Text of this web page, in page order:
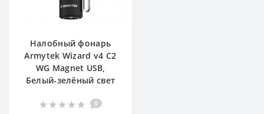
Налобный фонарь
Armytek Wizard v4 C2
WG Magnet USB,
Белый-зелёный свет
0